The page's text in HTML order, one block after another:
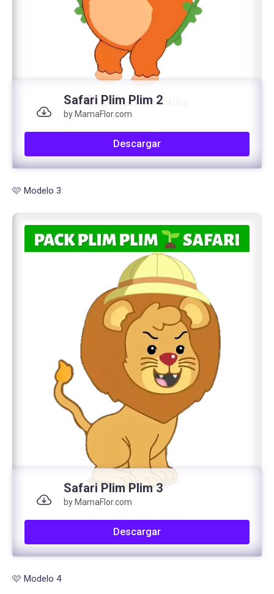
Safari Plim Plim 2
by MamaFlor.com
Descargar
🩷 Modelo 3
Safari Plim Plim 3
by MamaFlor.com
Descargar
🩷 Modelo 4